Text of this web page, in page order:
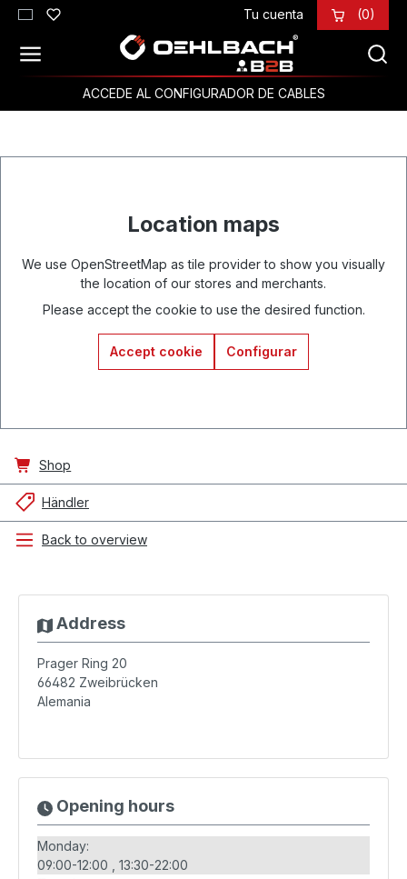
Saltar al contenido principal Tu cuenta (0)
ACCEDE AL CONFIGURADOR DE CABLES
Location maps
We use OpenStreetMap as tile provider to show you visually
the location of our stores and merchants.
Please accept the cookie to use the desired function.
Accept cookie Configurar
Shop
Händler
Back to overview
Address
Prager Ring 20
66482 Zweibrücken
Alemania
Opening hours
Monday:
09:00-12:00
13:30-22:00